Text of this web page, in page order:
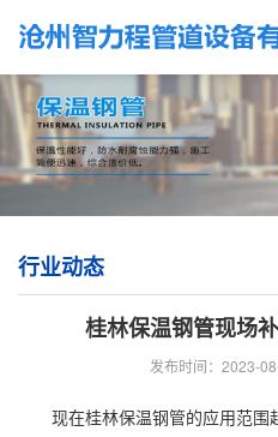
行业动态
桂林保温钢管现场
发布时间：2023-
现在桂林保温钢管的应用范围